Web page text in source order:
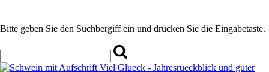
Bitte geben Sie den Suchbergiff ein und drücken Sie die Eingabetaste.